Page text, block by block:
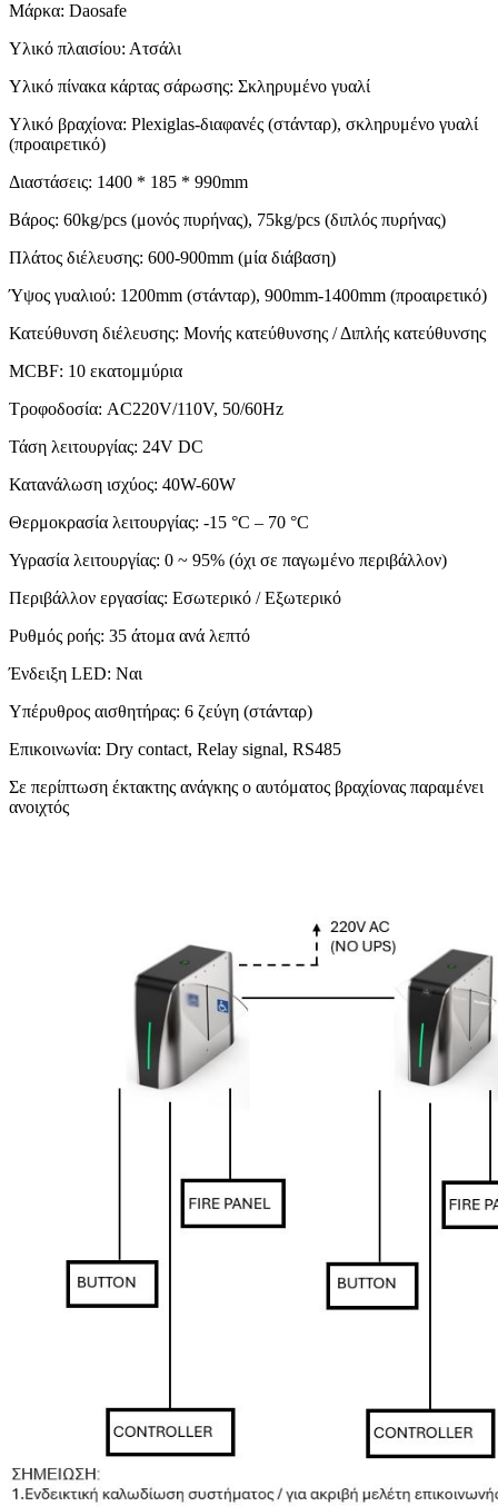
Μάρκα: Daosafe
Υλικό πλαισίου: Ατσάλι
Υλικό πίνακα κάρτας σάρωσης: Σκληρυμένο γυαλί
Υλικό βραχίονα: Plexiglas-διαφανές (στάνταρ), σκληρυμένο γυαλί
(προαιρετικό)
Διαστάσεις: 1400 * 185 * 990mm
Βάρος: 60kg/pcs (μονός πυρήνας), 75kg/pcs (διπλός πυρήνας)
Πλάτος διέλευσης: 600-900mm (μία διάβαση)
Ύψος γυαλιού: 1200mm (στάνταρ), 900mm-1400mm (προαιρετικό)
Κατεύθυνση διέλευσης: Μονής κατεύθυνσης / Διπλής κατεύθυνσης
MCBF: 10 εκατομμύρια
Τροφοδοσία: AC220V/110V, 50/60Hz
Τάση λειτουργίας: 24V DC
Κατανάλωση ισχύος: 40W-60W
Θερμοκρασία λειτουργίας: -15 °C – 70 °C
Υγρασία λειτουργίας: 0 ~ 95% (όχι σε παγωμένο περιβάλλον)
Περιβάλλον εργασίας: Εσωτερικό / Εξωτερικό
Ρυθμός ροής: 35 άτομα ανά λεπτό
Ένδειξη LED: Ναι
Υπέρυθρος αισθητήρας: 6 ζεύγη (στάνταρ)
Επικοινωνία: Dry contact, Relay signal, RS485
Σε περίπτωση έκτακτης ανάγκης ο αυτόματος βραχίονας παραμένει
ανοιχτός